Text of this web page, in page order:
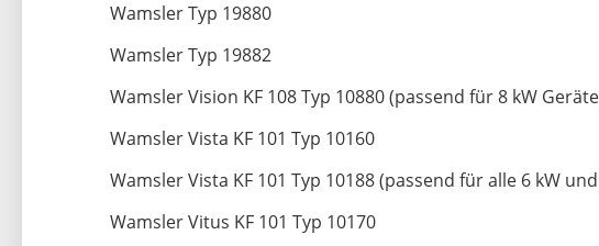
Wamsler Typ 19880
Wamsler Typ 19882
Wamsler Vision KF 108 Typ 10880 (passend für 8 kW
Wamsler Vista KF 101 Typ 10160
Wamsler Vista KF 101 Typ 10188 (passend für alle 6 kW
Wamsler Vitus KF 101 Typ 10170